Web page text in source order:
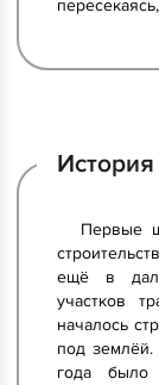
История
Первые
ещё в
участков
началось
под
года было